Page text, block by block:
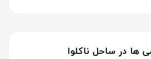
ها در ساحل ناکلوا